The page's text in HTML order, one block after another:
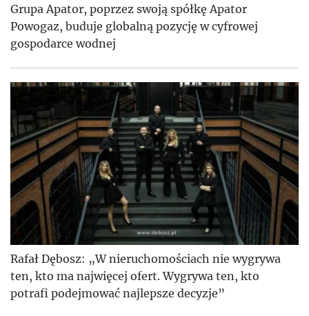
Grupa Apator, poprzez swoją spółkę Apator
Powogaz, buduje globalną pozycję w cyfrowej
gospodarce wodnej
Rafał Dębosz: „W nieruchomościach nie wygrywa
ten, kto ma najwięcej ofert. Wygrywa ten, kto
potrafi podejmować najlepsze decyzje”